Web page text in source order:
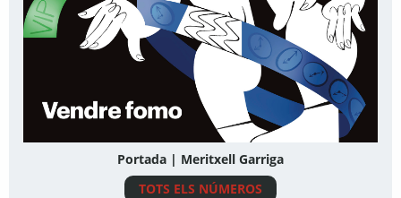
Portada | Meritxell Garriga
TOTS ELS NÚMEROS